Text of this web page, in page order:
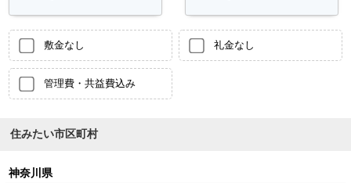
敷金なし 礼金なし
管理費・共益費込み
住みたい市区町村
神奈川県